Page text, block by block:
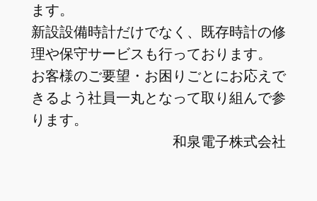
ます。
新設設備時計だけでなく、既存時計の修
理や保守サービスも行っております。
お客様のご要望・お困りごとにお応えで
きるよう社員一丸となって取り組んで参
ります。
和泉電子株式会社